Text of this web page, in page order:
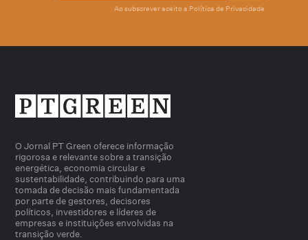
Ao subscrever aceito a Política de Privacidade
O Jornal PT Green oferece informação
rigorosa e relevante sobre a transição
energética, economia circular e
sustentabilidade, contribuindo para uma
tomada de decisão mais fundamentada
por parte de gestores, decisores
políticos, investidores e líderes de
empresas e instituições envolvidas na
transição verde.